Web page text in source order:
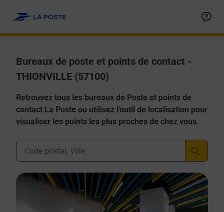
Bureaux de poste et points de contact -
THIONVILLE (57100)
Retrouvez tous les bureaux de Poste et points de
contact La Poste ou utilisez l'outil de localisation pour
visualiser les points les plus proches de chez vous.
Ville, Département, Code Postal